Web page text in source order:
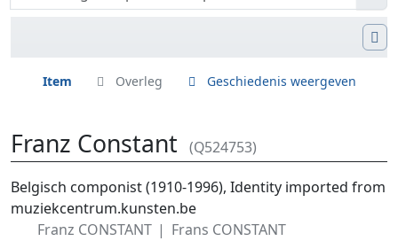
Item Overleg Geschiedenis weergeven
Franz Constant (Q524753)
Ga naar: navigatie,zoeken
Belgisch componist (1910-1996), Identity imported from
muziekcentrum.kunsten.be
Franz CONSTANT
Frans CONSTANT